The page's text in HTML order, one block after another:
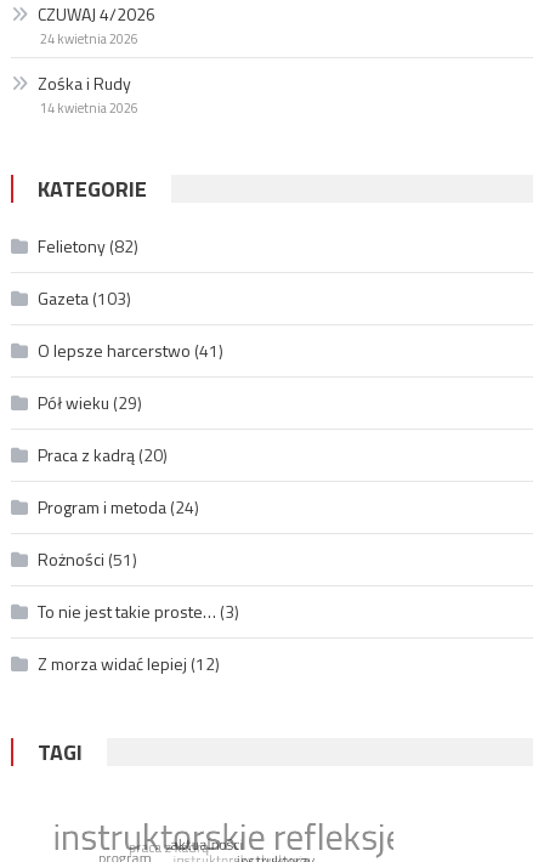
CZUWAJ 4/2026
24 kwietnia 2026
Zośka i Rudy
14 kwietnia 2026
KATEGORIE
Felietony(82)
Gazeta(103)
O lepsze harcerstwo (41)
Pół wieku (29)
Praca z kadrą(20)
Program i metoda(24)
Rożności (51)
To nie jest takie proste… (3)
Z morza widać lepiej (12)
TAGI